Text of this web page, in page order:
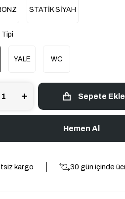
STATİK SİYAH
Tipi
YALE WC
kargo 30 gün içinde